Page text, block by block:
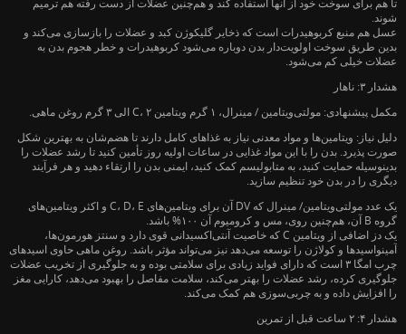
شوند.
عسل هم منبع کربوهیدرات است که ذخایر گلیکوژن کبد و عضلات را بازسازی می‌کند و
بدین طریق سوخت اولویت‌دار بدن دوباره می‌شود کربوهیدرات و خطر هجوم بدن به
عضلات خیلی کم می‌شود.
هشدار ۳: ناهار
مکمل پیشنهادی: مولتی‌ویتامین / مینرال، ۱ گرم ویتامین C، ۲ الی ۳ گرم روغن ماهی.
دلیل نیاز: ویتامین‌ها و مواد معدنی نیاز به غذاهای کامل دارند تا هضم‌شان به بهترین شکل
صورت پذیرد. بدن را با این مواد غذایی در ساعات اولیه روز تأمین کنید تا رشد عضلات را
بدینوسیله حمایت کنید، به متابولیسم کمک کنید، ایمنی بدن را ارتقاء دهید و هر فرآیند
دیگری را در بدن خود تنظیم سازید.
یک عدد مولتی‌ویتامین/ مینرال که DV آن برای ویتامین‌های C، D، E و اکثر ویتامین‌های
گروه B آن، هم‌چنین روی، مس و کرومیوم آن ۱۰۰% باشد.
یک دز اضافی از ویتامین C که خاصیت آنتی‌اکسیدانی قوی دارد و سنتز هورمون‌ها،
آمینواسیدها و کولاژن را توسعه می‌دهد نیز می‌تواند مؤثر باشد. روغن ماهی حاوی اسیدهای
چرب امگا ۳ است که دارای فواید زیادی برای سلامتی بوده و به جلوگیری از تخریب عضلات
جلوگیری کرده، رشد عضلات را بهتر می‌کند، سلامت مفاصل را بهبود می‌دهد، کارایی مغز
را افزایش داده و به چربی‌سوزی هم کمک می‌کند.
هشدار ۴: ۲ ساعت قبل از تمرین